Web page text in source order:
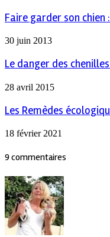
Faire garder son chien
30 juin 2013
Le danger des
28 avril 2015
Les Remèdes
18 février 2021
9 commentaires